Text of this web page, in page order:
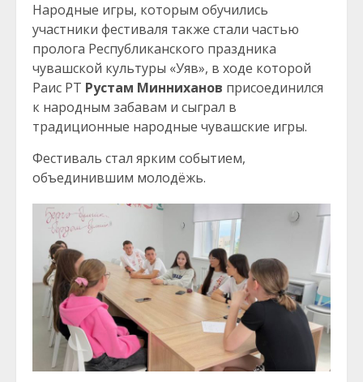
Народные игры, которым обучились
участники фестиваля также стали частью
пролога Республиканского праздника
чувашской культуры «Уяв», в ходе которой
Раис РТ Рустам Минниханов присоединился
к народным забавам и сыграл в
традиционные народные чувашские игры.
Фестиваль стал ярким событием,
объединившим молодёжь.